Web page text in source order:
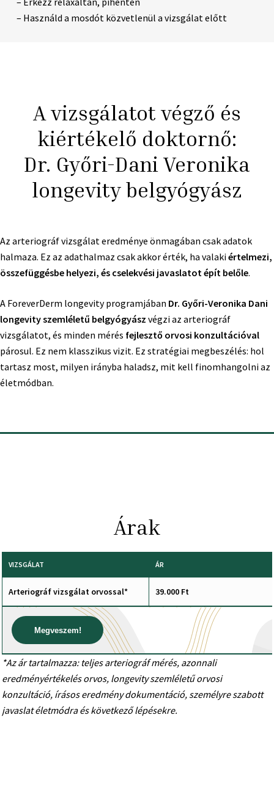
– Használd a mosdót közvetlenül a vizsgálat előtt
A vizsgálatot végző és
kiértékelő doktornő:
Dr. Győri-Dani Veronika
longevity belgyógyász
Az arteriográf vizsgálat eredménye önmagában csak adatok
halmaza. Ez az adathalmaz csak akkor érték, ha valakiértelmezi,
összefüggésbe helyezi, és cselekvési javaslatot épít belőle.
A ForeverDerm longevity programjában Dr. Győri-Veronika Dani
longevity szemléletű belgyógyász végzi az arteriográf
vizsgálatot, és minden mérés fejlesztő orvosi konzultációval
párosul. Ez nem klasszikus vizit. Ez stratégiai megbeszélés: hol
tartasz most, milyen irányba haladsz, mit kell finomhangolni az
életmódban.
Árak
VIZSGÁLAT ÁR
Arteriográf vizsgálat orvossal* 39.000 Ft
Megveszem!
*Az ár tartalmazza: teljes arteriográf mérés, azonnali
eredményértékelés orvos, longevity szemléletű orvosi
konzultáció, írásos eredmény dokumentáció, személyre szabott
javaslat életmódra és következő lépésekre.